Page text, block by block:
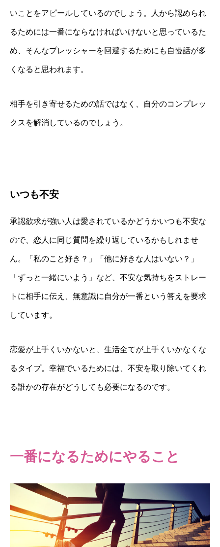
いことをアピールしているのでしょう。人から認められ
るためには一番にならなければいけないと思っているた
め、そんなプレッシャーを回避するためにも自慢話が多
くなると思われます。
相手を引き寄せるための話ではなく、自分のコンプレッ
クスを解消しているのでしょう。
いつも不安
承認欲求が強い人は愛されているかどうかいつも不安な
ので、恋人に同じ質問を繰り返しているかもしれませ
ん。「私のこと好き？」「他に好きな人はいない？」
「ずっと一緒にいよう」など、不安な気持ちをストレー
トに相手に伝え、無意識に自分が一番という答えを要求
しています。
恋愛が上手くいかないと、生活全てが上手くいかなくな
るタイプ。幸福でいるためには、不安を取り除いてくれ
る誰かの存在がどうしても必要になるのです。
一番になるためにやること